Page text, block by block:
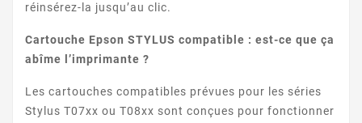
réinsérez-la jusqu’au clic.
Cartouche Epson STYLUS compatible : est-ce que ça
abîme l’imprimante ?
Les cartouches compatibles prévues pour les séries
Stylus T07xx ou T08xx sont conçues pour fonctionner